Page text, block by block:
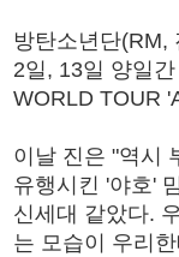
방탄소년단(RM,
2일, 13일 양일
WORLD TOUR
이날 진은 "역시
유행시킨 '야호'
신세대 같았다.
는 모습이 우리